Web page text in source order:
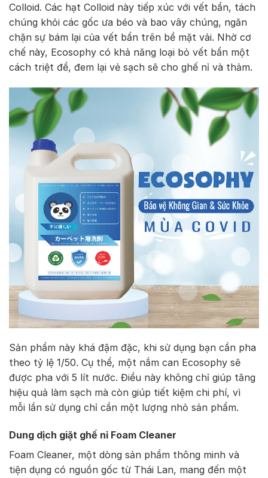
Colloid. Các hạt Colloid này tiếp xúc với vết bẩn, tách
chúng khỏi các gốc ưa béo và bao vây chúng, ngăn
chặn sự bám lại của vết bẩn trên bề mặt vải. Nhờ cơ
chế này, Ecosophy có khả năng loại bỏ vết bẩn một
cách triệt để, đem lại vẻ sạch sẽ cho ghế nỉ và thảm.
Sản phẩm này khá đậm đặc, khi sử dụng bạn cần pha
theo tỷ lệ 1/50. Cụ thể, một nắm can Ecosophy sẽ
được pha với 5 lít nước. Điều này không chỉ giúp tăng
hiệu quả làm sạch mà còn giúp tiết kiệm chi phí, vì
mỗi lần sử dụng chỉ cần một lượng nhỏ sản phẩm.
Dung dịch giặt ghế nỉ Foam Cleaner
Foam Cleaner, một dòng sản phẩm thông minh và
tiện dụng có nguồn gốc từ Thái Lan, mang đến một